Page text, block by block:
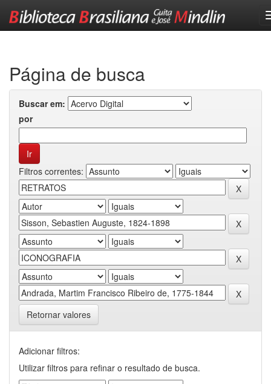
Página de busca
Buscar em:
por
Filtros correntes:
Retornar valores
Adicionar filtros:
Utilizar filtros para refinar o resultado de busca.